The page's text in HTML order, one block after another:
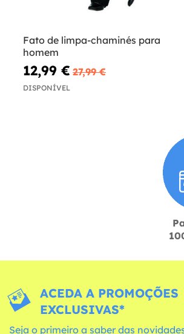
Fato de limpa-chaminés para
homem
12,99 € 27,99 €
DISPONÍVEL
ACEDA A PROMOÇÕES
EXCLUSIVAS*
Seja o primeiro a saber das